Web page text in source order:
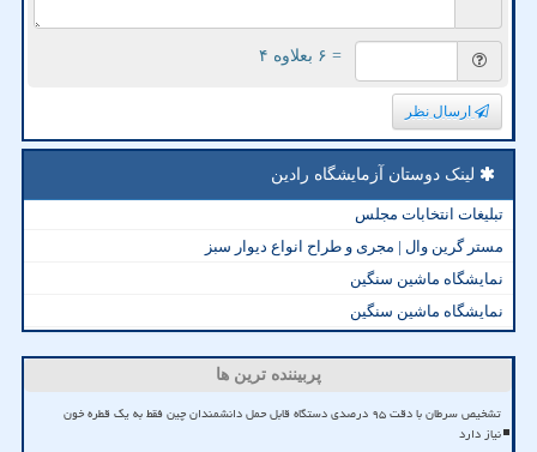
= ۶ بعلاوه ۴
ارسال نظر
لینک دوستان آزمایشگاه رادین
تبلیغات انتخابات مجلس
مستر گرین وال | مجری و طراح انواع دیوار سبز
نمایشگاه ماشین سنگین
نمایشگاه ماشین سنگین
پربیننده ترین ها
تشخیص سرطان با دقت ۹۵ درصدی دستگاه قابل حمل دانشمندان چین فقط به یک قطره خون
نیاز دارد